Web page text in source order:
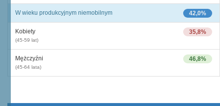
42,0%
W wieku produkcyjnym niemobilnym
35,8%
Kobiety
(45-59 lat)
46,8%
Mężczyźni
(45-64 lata)